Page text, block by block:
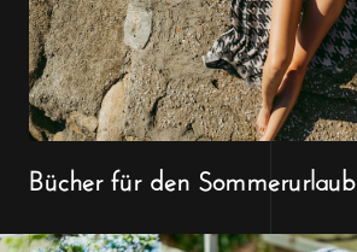
Bücher für den Sommerurlaub